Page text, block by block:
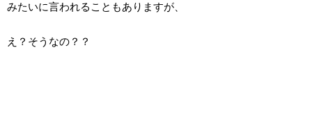
みたいに言われることもありますが、
え？そうなの？？